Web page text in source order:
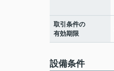
取引条件の
有効期限
設備条件